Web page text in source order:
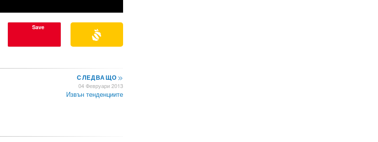
Save
СЛЕДВАЩО>>
04 Февруари 2013
Извън тенденциите